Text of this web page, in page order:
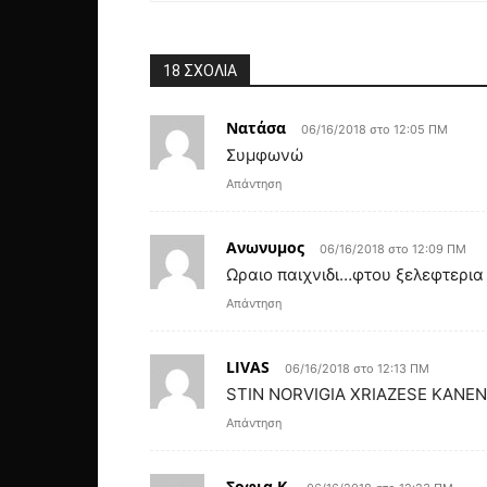
18 ΣΧΟΛΙΑ
Νατάσα 06/16/2018 στο 12:05 ΠΜ
Συμφωνώ
Απάντηση
Ανωνυμος 06/16/2018 στο 12:09 ΠΜ
Ωραιο παιχνιδι…φτου
Απάντηση
LIVAS 06/16/2018 στο 12:13 ΠΜ
STIN NORVIGIA XRIAZESE
Απάντηση